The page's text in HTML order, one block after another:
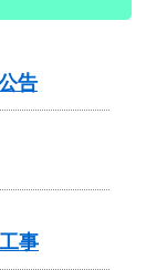
告
事